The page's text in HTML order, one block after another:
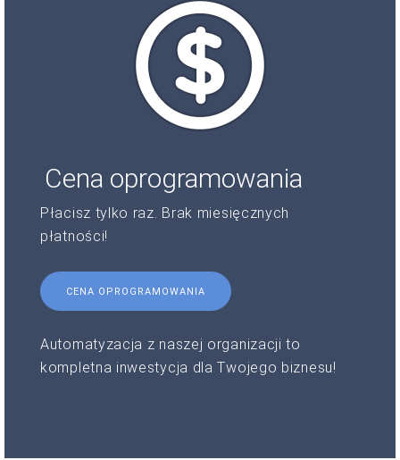
Cena oprogramowania
Płacisz tylko raz. Brak miesięcznych
płatności!
CENA OPROGRAMOWANIA
Automatyzacja z naszej organizacji to
kompletna inwestycja dla Twojego biznesu!